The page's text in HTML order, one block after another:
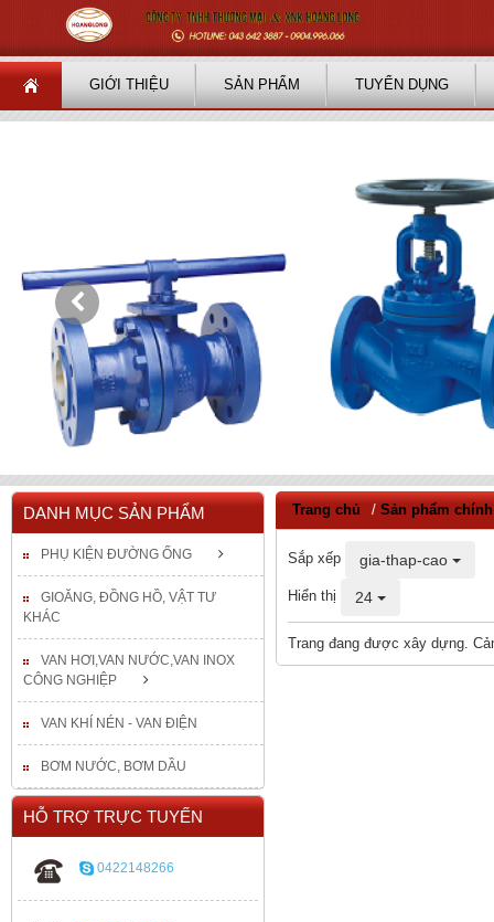
GIỚI THIỆU SẢN PHẨM TUYỂN DỤNG
DANH MỤC SẢN PHẨM
PHỤ KIỆN ĐƯỜNG ỐNG
GIOĂNG, ĐỒNG HỒ, VẬT TƯ
KHÁC
VAN HƠI,VAN NƯỚC,VAN INOX
CÔNG NGHIỆP
VAN KHÍ NÉN - VAN ĐIỆN
BƠM NƯỚC, BƠM DẦU
HỖ TRỢ TRỰC TUYẾN
0422148266
Trang chủ / Sản phẩm chính
Sắp xếp gia-thap-cao
Hiển thị 24
Trang đang được xây dựng.